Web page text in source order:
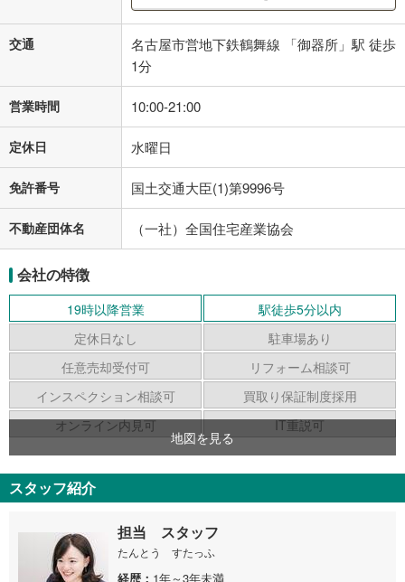
交通
名古屋市営地下鉄鶴舞線 「御器所」駅 徒歩
1分
営業時間 10:00-21:00
定休日 水曜日
免許番号 国土交通大臣(1)第9996号
不動産団体名 （一社）全国住宅産業協会
会社の特徴
19時以降営業
駅徒歩5分以内
定休日なし
駐車場あり
任意売却受付可
リフォーム相談可
インスペクション相談可
買取り保証制度採用
オンライン内見可
IT重説可
地図を見る
スタッフ紹介
担当 スタッフ
たんとう すたっふ
経歴
1年～3年未満